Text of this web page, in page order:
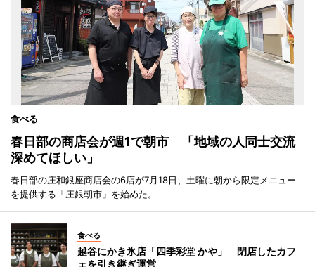
食べる
春日部の商店会が週1で朝市 「地域の人同士交流
深めてほしい」
春日部の庄和銀座商店会の6店が7月18日、土曜に朝から限定メニュー
を提供する「庄銀朝市」を始めた。
食べる
越谷にかき氷店「四季彩堂 かや」 閉店したカフ
ェを引き継ぎ運営